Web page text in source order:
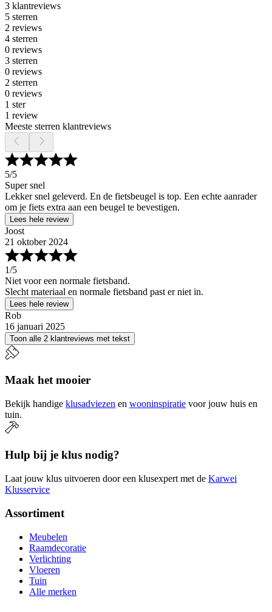
3 klantreviews
5 sterren
2 reviews
4 sterren
0 reviews
3 sterren
0 reviews
2 sterren
0 reviews
1 ster
1 review
Meeste sterren klantreviews
5/5
Super snel
Lekker snel geleverd. En de fietsbeugel is top. Een echte aanrader
om je fiets extra aan een beugel te bevestigen.
Lees hele review
Joost
21 oktober 2024
1/5
Niet voor een normale fietsband.
Slecht materiaal en normale fietsband past er niet in.
Lees hele review
Rob
16 januari 2025
Toon alle 2 klantreviews met tekst
Maak het mooier
Bekijk handige klusadviezen en wooninspiratie voor jouw huis en
tuin.
Hulp bij je klus nodig?
Laat jouw klus uitvoeren door een klusexpert met de Karwei
Klusservice
Assortiment
Meubelen
Raamdecoratie
Verlichting
Vloeren
Tuin
Alle merken